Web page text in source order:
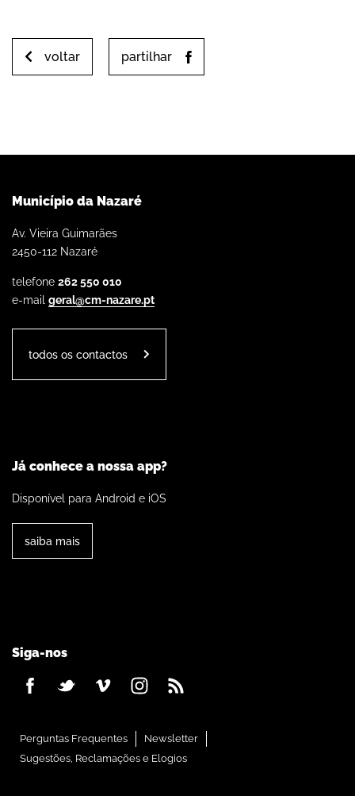
voltar partilhar
Município da Nazaré
Av. Vieira Guimarães
2450-112 Nazaré
telefone 262 550 010
e-mail geral@cm-nazare.pt
todos os contactos
Já conhece a nossa app?
Disponível para Android e iOS
saiba mais
Siga-nos
Perguntas Frequentes
Newsletter
Sugestões, Reclamações e Elogios